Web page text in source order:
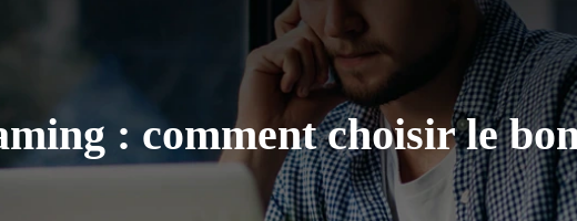
: comment choisir le